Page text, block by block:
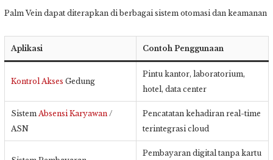
Palm Vein dapat diterapkan di berbagai sistem otomasi dan keamanan
Aplikasi Contoh Penggunaan
Kontrol Akses Gedung
Pintu kantor, laboratorium,
hotel, data center
Sistem Absensi Karyawan /
ASN
Pencatatan kehadiran real-time
terintegrasi cloud
Pembayaran digital tanpa kartu